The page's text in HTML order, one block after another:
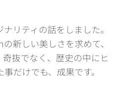
リティの話をしました。
新しい美しさを求めて、
抜でなく、歴史の中にヒ
だけでも、成果です。